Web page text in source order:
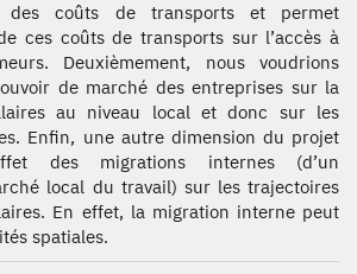
des coûts de transports et permet
ces coûts de transports sur l’accès à
Deuxièmement, nous voudrions
de marché des entreprises sur la
au niveau local et donc sur les
Enfin, une autre dimension du projet
des migrations internes (d’un
local du travail) sur les trajectoires
En effet, la migration interne peut
spatiales.